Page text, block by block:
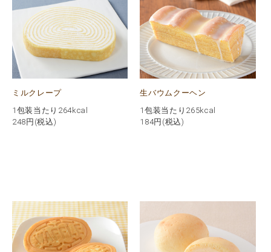
ミルクレープ
1包装当たり264kcal
248 円(税込)
生バウムクーヘン
1包装当たり265kcal
184円(税込)